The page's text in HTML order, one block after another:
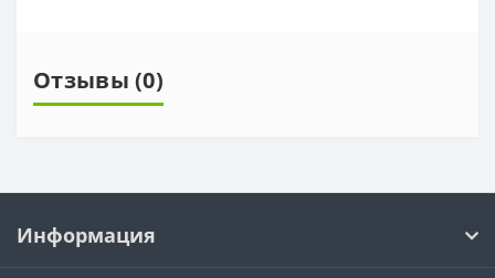
Отзывы (0)
Информация